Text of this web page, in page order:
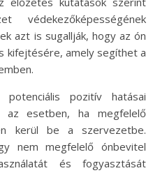
védekezőképességének
azt is sugallják, hogy az ón
kifejtésére, amely segíthet a
potenciális pozitív hatásai
az esetben, ha megfelelő
kerül be a szervezetbe.
nem megfelelő ónbevitel
és fogyasztását